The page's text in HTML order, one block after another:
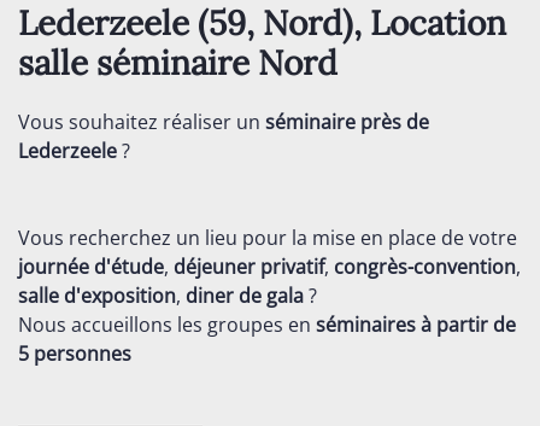
Lederzeele (59, Nord), Location
salle séminaireNord
Vous souhaitez réaliser un séminaire près de
Lederzeele?
Vous recherchez un lieu pour la mise en place de votre
journée d'étude, déjeuner privatif, congrès-convention,
salle d'exposition, diner de gala?
Nous accueillons les groupes en séminairesà partir de
5 personnes